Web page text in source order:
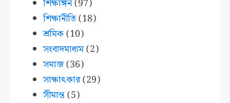
শিক্ষাঙ্গন(97)
শিক্ষানীতি(18)
শ্রমিক(10)
সংবাদমাধ্যম(2)
সমাজ(36)
সাক্ষাৎকার(29)
সীমান্ত(5)